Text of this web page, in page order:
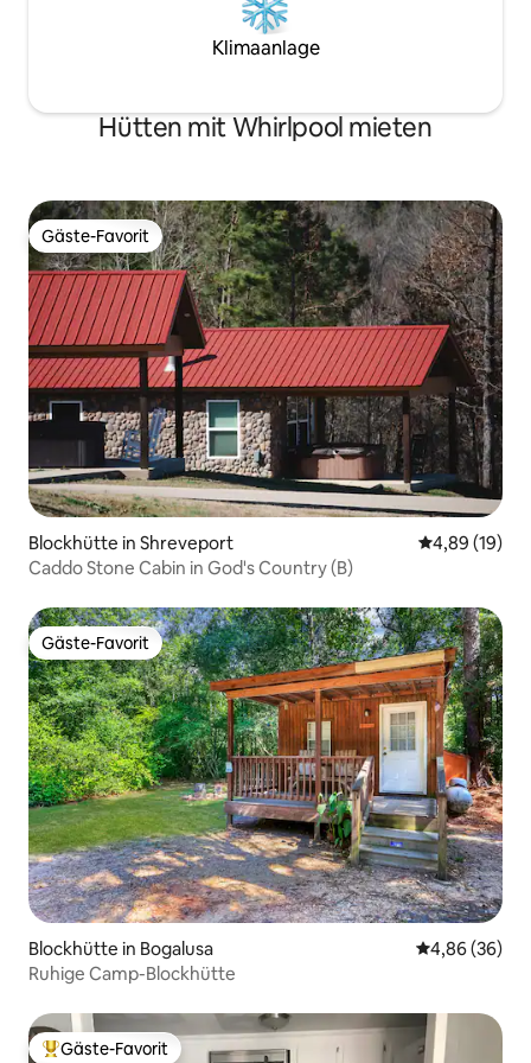
Klimaanlage
Hütten mit Whirlpool mieten
Gäste-Favorit
Gäste-Favorit
Blockhütte in Shreveport
4,89 (19)
Caddo Stone Cabin in God's Country (B)
Gäste-Favorit
Gäste-Favorit
Blockhütte in Bogalusa
4,86 (36)
Ruhige Camp-Blockhütte
Gäste-Favorit